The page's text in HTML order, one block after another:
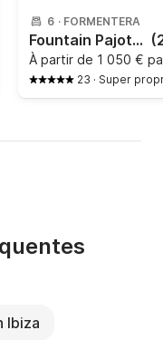
6 · FORMENTERA
Fountain Pajot - Belize 43
À partir de 1 050 €
23 · Super
Ibiza